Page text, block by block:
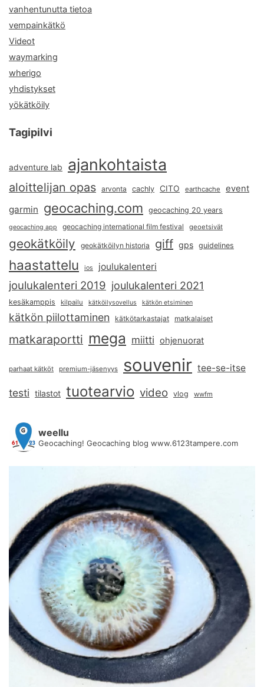
vanhentunutta tietoa
vempainkätkö
Videot
waymarking
wherigo
yhdistykset
yökätköily
Tagipilvi
adventure lab ajankohtaista
aloittelijan opas arvonta cachly CITO earthcache event
garmin geocaching.com geocaching 20 years
geocaching app geocaching international film festival geoetsivät
geokätköily geokätköilyn historia giff gps guidelines
haastattelu ios joulukalenteri
joulukalenteri 2019 joulukalenteri 2021
kesäkamppis kilpailu kätköilysovellus kätkön etsiminen
kätkön piilottaminen kätkötarkastajat matkalaiset
matkaraportti mega miitti ohjenuorat
parhaat kätköt premium-jäsenyys souvenir tee-se-itse
testi tilastot tuotearvio video vlog wwfm
weellu
Geocaching! Geocaching blog www.6123tampere.com